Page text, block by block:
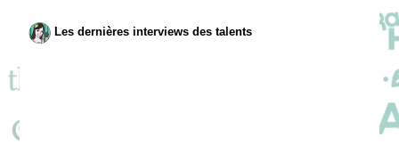
Les dernières interviews des talents